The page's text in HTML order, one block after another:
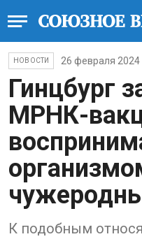
НОВОСТИ 26 февраля 2024
Гинцбург
МРНК-
К подобным